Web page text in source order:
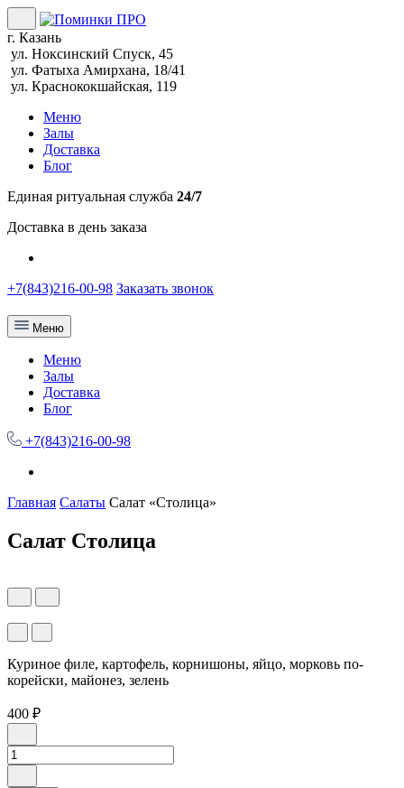
г. Казань
ул. Ноксинский Спуск, 45
ул. Фатыха Амирхана, 18/41
ул. Краснококшайская, 119
Меню
Залы
Доставка
Блог
Единая ритуальная служба 24/7
Доставка в день заказа
+7(843)216-00-98 Заказать звонок
Меню
Меню
Залы
Доставка
Блог
+7(843)216-00-98
Главная Салаты Салат «Столица»
Салат Столица
Куриное филе, картофель, корнишоны, яйцо, морковь по-
корейски, майонез, зелень
400 ₽